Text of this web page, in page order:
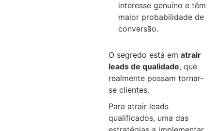
interesse genuíno e têm
maior probabilidade de
conversão.
O segredo está em atrair
leads de qualidade, que
realmente possam tornar-
se clientes.
Para atrair leads
qualificados, uma das